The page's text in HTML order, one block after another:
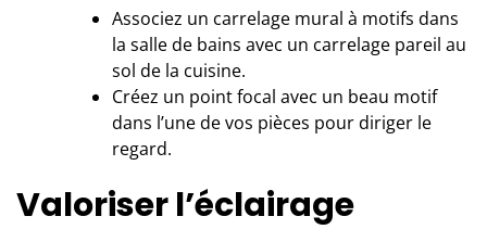
Associez un carrelage mural à motifs dans
la salle de bains avec un carrelage pareil au
sol de la cuisine.
Créez un point focal avec un beau motif
dans l’une de vos pièces pour diriger le
regard.
Valoriser l’éclairage